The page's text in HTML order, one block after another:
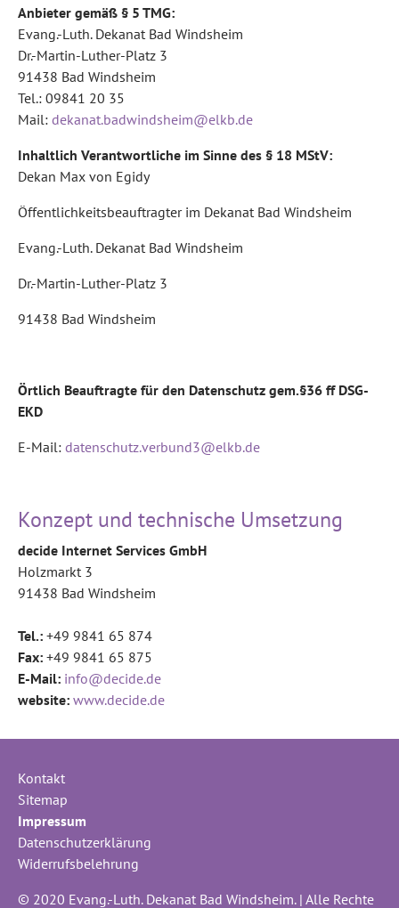
Anbieter gemäß § 5 TMG:
Evang.-Luth. Dekanat Bad Windsheim
Dr.-Martin-Luther-Platz 3
91438 Bad Windsheim
Tel.: 09841 20 35
Mail: dekanat.badwindsheim@elkb.de
Inhaltlich Verantwortliche im Sinne des § 18 MStV:
Dekan Max von Egidy
Öffentlichkeitsbeauftragter im Dekanat Bad Windsheim
Evang.-Luth. Dekanat Bad Windsheim
Dr.-Martin-Luther-Platz 3
91438 Bad Windsheim
Örtlich Beauftragte für den Datenschutz gem.§36 ff DSG-
EKD
E-Mail: datenschutz.verbund3@elkb.de
Konzept und technische Umsetzung
decide Internet Services GmbH
Holzmarkt 3
91438 Bad Windsheim
Tel.: +49 9841 65 874
Fax: +49 9841 65 875
E-Mail: info@decide.de
website: www.decide.de
Kontakt
Sitemap
Impressum
Datenschutzerklärung
Widerrufsbelehrung
© 2020 Evang.-Luth. Dekanat Bad Windsheim. | Alle Rechte